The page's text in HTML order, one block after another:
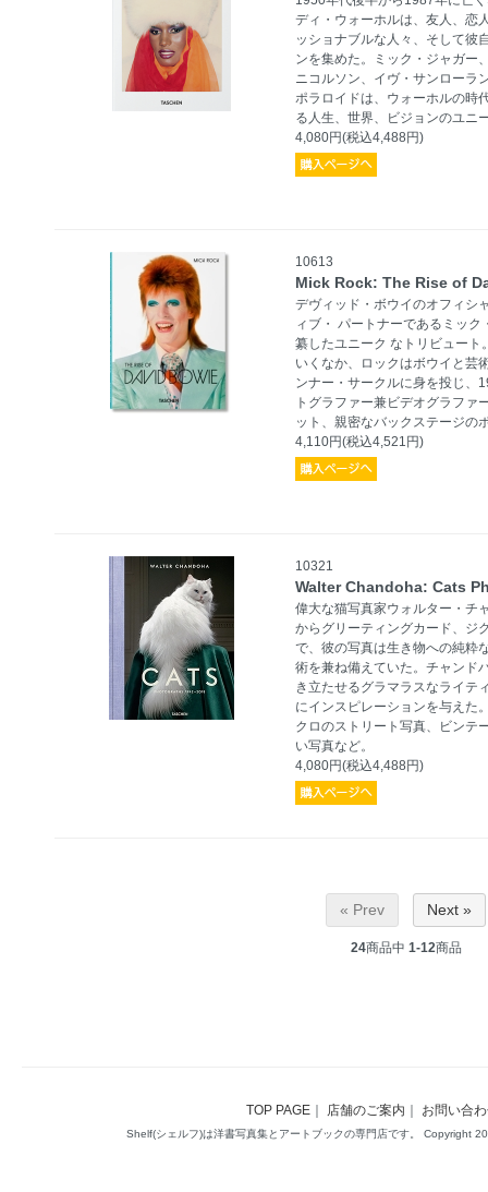
ディ・ウォーホルは、友人、恋
ッショナブルな人々、そして彼
ンを集めた。ミック・ジャガー
ニコルソン、イヴ・サンローラ
ポラロイドは、ウォーホルの時
る人生、世界、ビジョンのユニ
4,080円(税込4,488円)
10613
Mick Rock: The Rise of
デヴィッド・ボウイのオフィシ
ィブ・ パートナーであるミッ
纂したユニーク なトリビュー
いくなか、ロックはボウイと芸
ンナー・サークルに身を投じ、
トグラファー兼ビデオグラファ
ット、親密なバックステージの
4,110円(税込4,521円)
10321
Walter Chandoha: Cats
偉大な猫写真家ウォルター・チ
からグリーティングカード、ジ
で、彼の写真は生き物への純粋
術を兼ね備えていた。チャンド
き立たせるグラマラスなライテ
にインスピレーションを与えた
クロのストリート写真、ビンテ
い写真など。
4,080円(税込4,488円)
« Prev Next »
24商品中 1-12商品
TOP PAGE 店舗のご案内 お問い合
Shelf(シェルフ)は洋書写真集とアートブックの専門店です。 Copyright